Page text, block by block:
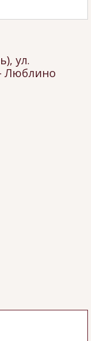
ул.
Люблино